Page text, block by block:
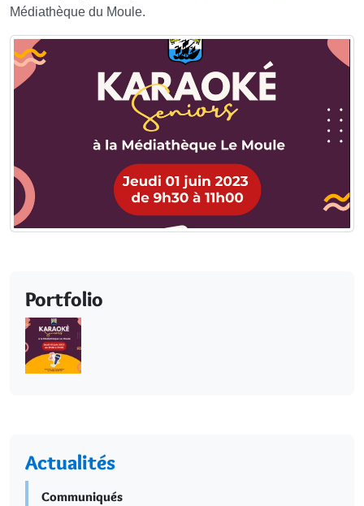
Médiathèque du Moule.
Portfolio
Actualités
Communiqués